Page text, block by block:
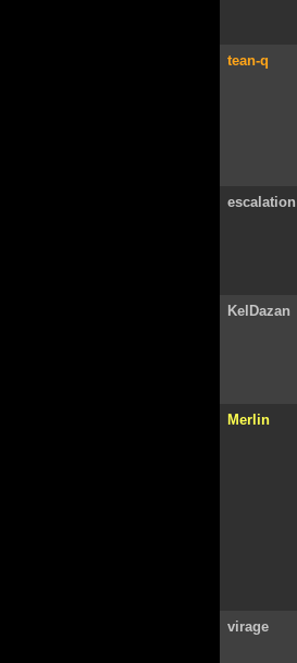
tean-q
escalation
KelDazan
Merlin
virage